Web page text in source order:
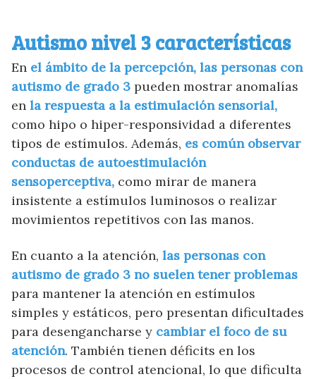
Autismo nivel 3 características
En el ámbito de la percepción, las personas con
autismo de grado 3 pueden mostrar anomalías
en la respuesta a la estimulación sensorial,
como hipo o hiper-responsividad a diferentes
tipos de estímulos. Además, es común observar
conductas de autoestimulación
sensoperceptiva, como mirar de manera
insistente a estímulos luminosos o realizar
movimientos repetitivos con las manos.
En cuanto a la atención, las personas con
autismo de grado 3 no suelen tener problemas
para mantener la atención en estímulos
simples y estáticos, pero presentan dificultades
para desengancharse y cambiar el foco de su
atención. También tienen déficits en los
procesos de control atencional, lo que dificulta